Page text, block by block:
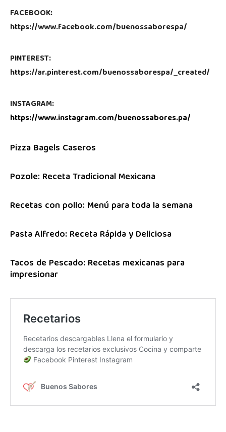
FACEBOOK:
https://www.facebook.com/buenossaborespa/
PINTEREST:
https://ar.pinterest.com/buenossaborespa/_created/
INSTAGRAM:
https://www.instagram.com/buenossabores.pa/
Pizza Bagels Caseros
Pozole: Receta Tradicional Mexicana
Recetas con pollo: Menú para toda la semana
Pasta Alfredo: Receta Rápida y Deliciosa
Tacos de Pescado: Recetas mexicanas para
impresionar